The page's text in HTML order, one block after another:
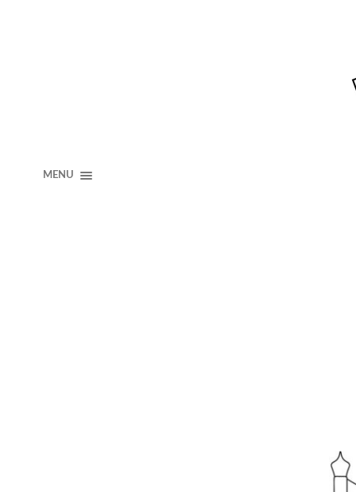
MENU